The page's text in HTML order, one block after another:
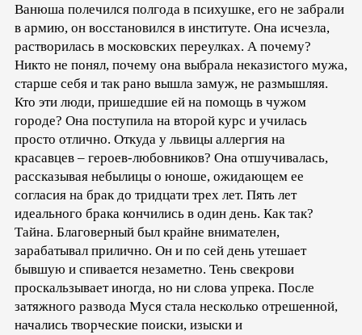
Ванюша полечился полгода в психушке, его не забрали
в армию, он восстановился в институте. Она исчезла,
растворилась в московских переулках. А почему?
Никто не понял, почему она выбрала неказистого мужа,
старше себя и так рано вышла замуж, не размышляя.
Кто эти люди, пришедшие ей на помощь в чужом
городе? Она поступила на второй курс и училась
просто отлично. Откуда у львицы аллергия на
красавцев – героев-любовников? Она отшучивалась,
рассказывая небылицы о юноше, ожидающем ее
согласия на брак до тридцати трех лет. Пять лет
идеального брака кончились в один день. Как так?
Тайна. Благоверный был крайне внимателен,
зарабатывал прилично. Он и по сей день утешает
бывшую и спивается незаметно. Тень свекрови
проскальзывает иногда, но ни слова упрека. После
затяжного развода Муся стала несколько отрешенной,
начались творческие поиски, изыски и